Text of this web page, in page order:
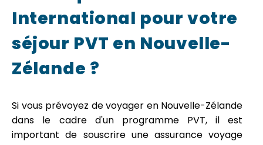
International pour votre
séjour PVT en Nouvelle-
Zélande ?
Si vous prévoyez de voyager en Nouvelle-Zélande
dans le cadre d'un programme PVT, il est
important de souscrire une assurance voyage